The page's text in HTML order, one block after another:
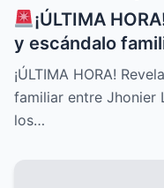
¡ÚLTIMA
y escándalo
Mauricio Leal
su historia
conflictos
¡ÚLTIMA HORA!
familiar entre Jhonier
los…